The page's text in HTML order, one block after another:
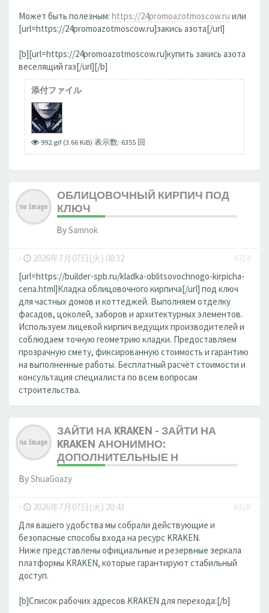
Может быть полезным: https://24promoazotmoscow.ru или
[url=https://24promoazotmoscow.ru]закись азота[/url]
[b][url=https://24promoazotmoscow.ru]купить закись азота
веселящий газ[/url][/b]
添付ファイル
992.gif (3.66 KiB) 表示数: 6355 回
ОБЛИЦОВОЧНЫЙ КИРПИЧ ПОД
КЛЮЧ
BySamnok
- 2026年7月07日(火) 08:32
#314
[url=https://builder-spb.ru/kladka-oblitsovochnogo-kirpicha-
cena.html]Кладка облицовочного кирпича[/url] под ключ
для частных домов и коттеджей. Выполняем отделку
фасадов, цоколей, заборов и архитектурных элементов.
Используем лицевой кирпич ведущих производителей и
соблюдаем точную геометрию кладки. Предоставляем
прозрачную смету, фиксированную стоимость и гарантию
на выполненные работы. Бесплатный расчёт стоимости и
консультация специалиста по всем вопросам
строительства.
ЗАЙТИ НА KRAKEN - ЗАЙТИ НА
KRAKEN АНОНИМНО:
ДОПОЛНИТЕЛЬНЫЕ Н
ByShuaGoazy
- 2026年7月07日(火) 20:43
#318
Для вашего удобства мы собрали действующие и
безопасные способы входа на ресурс KRAKEN.
Ниже представлены официальные и резервные зеркала
платформы KRAKEN, которые гарантируют стабильный
доступ.
[b]Список рабочих адресов KRAKEN для перехода:[/b]